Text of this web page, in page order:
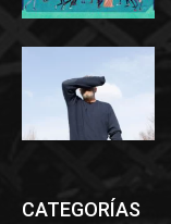
CATEGORÍAS